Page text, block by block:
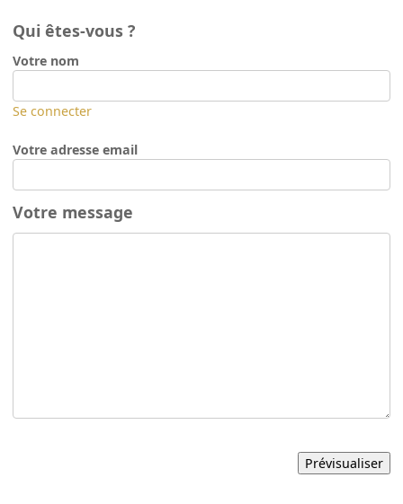
Qui êtes-vous ?
Votre nom
Se connecter
Votre adresse email
Votre message